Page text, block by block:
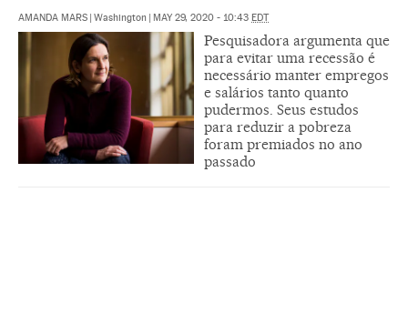
AMANDA MARS | Washington | MAY 29, 2020 - 10:43 EDT
Pesquisadora argumenta que
para evitar uma recessão é
necessário manter empregos
e salários tanto quanto
pudermos. Seus estudos
para reduzir a pobreza
foram premiados no ano
passado